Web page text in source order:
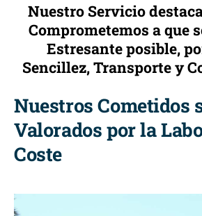
Nuestro Servicio
Comprometemos a que
Estresante posible,
Sencillez, Transporte y
Nuestros Cometidos
Valorados por la
Coste